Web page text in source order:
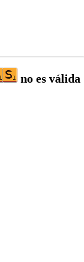
no es válida